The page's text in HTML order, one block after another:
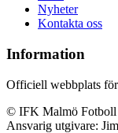
Nyheter
Kontakta oss
Information
Officiell webbplats
© IFK Malmö Fotboll
Ansvarig utgivare: